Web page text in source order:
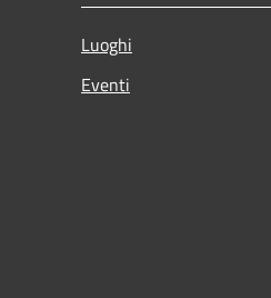
Luoghi
Eventi